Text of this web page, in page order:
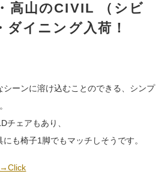
高山のCIVIL （シビ
イニング入荷！
シーンに溶け込むことのできる、シンプ
チェアもあり、
も椅子1脚でもマッチしそうです。
→Click